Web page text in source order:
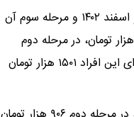
سود سهام عدالت ۱۴۰۱ در سه مرحله واریز شد. مرحله اول و دوم واریز سود سهام عدالت در آذر و اسفند ۱۴۰۲ و مرحله سوم آن
در آذر ۱۴۰۳ انجام شد. دارندگان برگه‌های ۵۳۲ هزار تومانی سهام عدالت، در مرحله نخست ۷۳۶ هزار تومان، در مرحله دوم
۳۸۷ هزار تومان و در مرحله سوم ۳۷۸ هزار تومان سود دریافت کردند که مجموع سود دریافتی برای این افراد ۱۵۰۱ هزار تومان